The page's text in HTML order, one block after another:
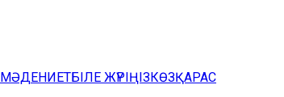
МӘДЕНИЕТБІЛЕ ЖҮРІҢІЗКӨЗҚАРАС